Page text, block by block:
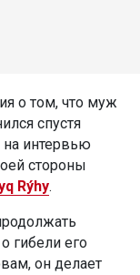
о том, что муж
спустя
на интервью
стороны
Rýhy.
гибели его
он делает